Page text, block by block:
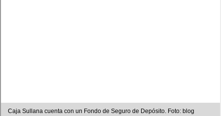
Caja Sullana cuenta con un Fondo de Seguro de Depósito. Foto: blog